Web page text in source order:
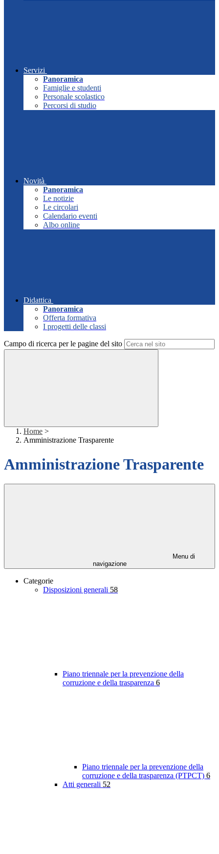
Servizi
Panoramica
Famiglie e studenti
Personale scolastico
Percorsi di studio
Novità
Panoramica
Le notizie
Le circolari
Calendario eventi
Albo online
Didattica
Panoramica
Offerta formativa
I progetti delle classi
Campo di ricerca per le pagine del sito
Home >
Amministrazione Trasparente
Amministrazione Trasparente
Menu di
navigazione
Categorie
Disposizioni generali 58
Piano triennale per la prevenzione della
corruzione e della trasparenza 6
Piano triennale per la prevenzione della
corruzione e della trasparenza (PTPCT) 6
Atti generali 52